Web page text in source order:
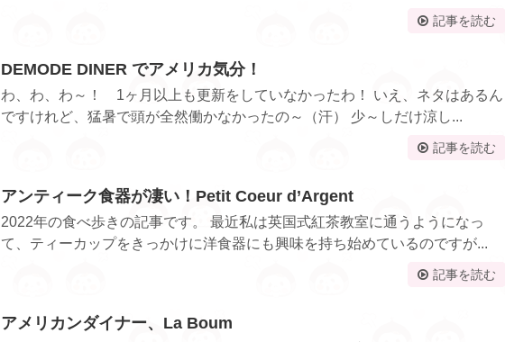
記事を読む
DEMODE DINER でアメリカ気分！
わ、わ、わ～！ 1ヶ月以上も更新をしていなかったわ！ いえ、ネタはあるん
ですけれど、猛暑で頭が全然働かなかったの～（汗） 少～しだけ涼し...
記事を読む
アンティーク食器が凄い！Petit Coeur d’Argent
2022年の食べ歩きの記事です。 最近私は英国式紅茶教室に通うようになっ
て、ティーカップをきっかけに洋食器にも興味を持ち始めているのですが...
記事を読む
アメリカンダイナー、La Boum